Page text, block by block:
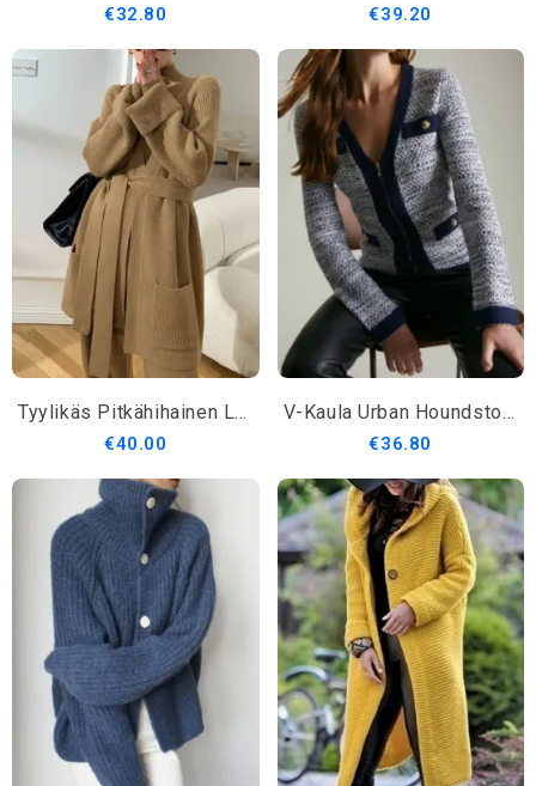
€32.80 €39.20
Tyylikäs Pitkähihainen Loosen Plain Sweater Coat
€40.00
V-Kaula Urban Houndstooth Villapaita
€36.80